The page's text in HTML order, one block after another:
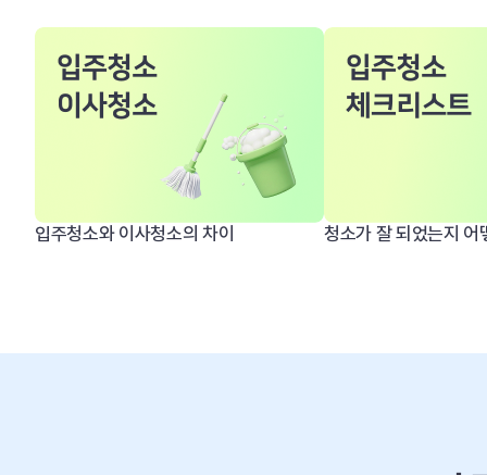
입주청소와 이사청소의 차이